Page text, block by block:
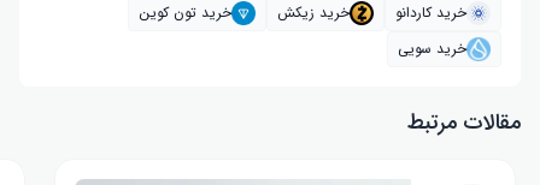
خرید کاردانو
خرید زیکش
خرید تون کوین
خرید سویی
مقالات مرتبط